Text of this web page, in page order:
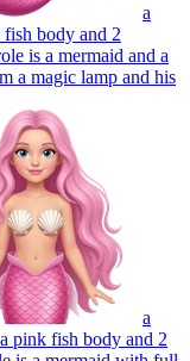
a
body and 2
is a mermaid and a
a magic lamp and his
a
pink fish body and 2